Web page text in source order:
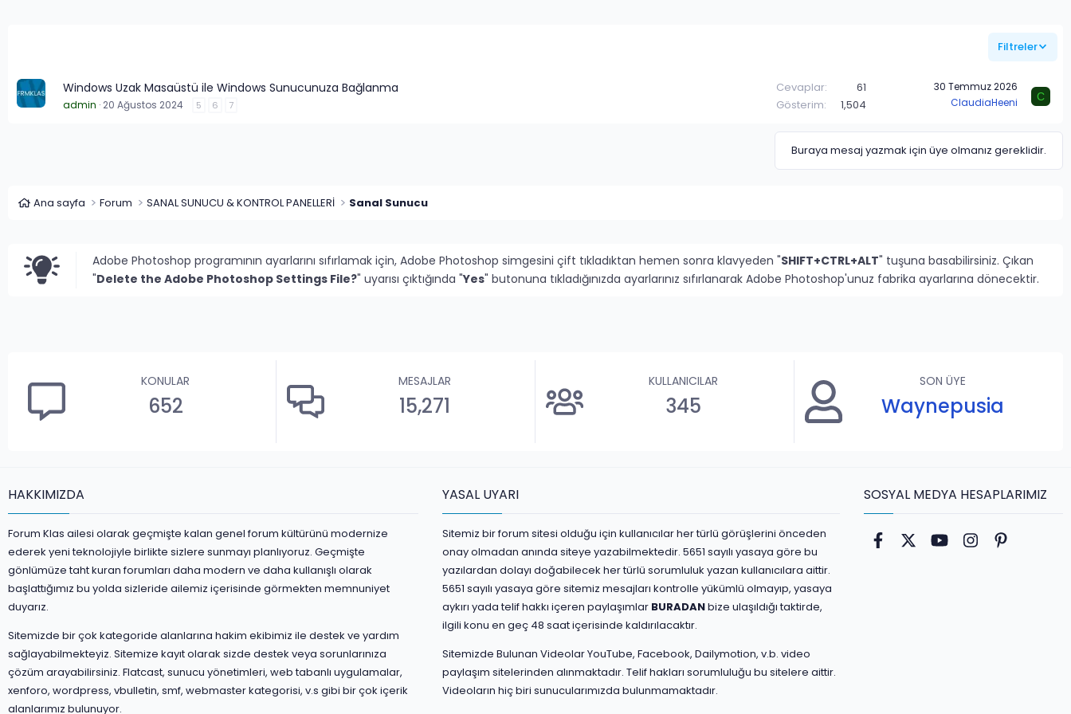
Filtreler
Windows Uzak Masaüstü ile Windows Sunucunuza Bağlanma
admin 20 Ağustos 2024 5 6 7
Cevaplar
61
Gösterim
1,504
30 Temmuz 2026
ClaudiaHeeni
C
Buraya mesaj yazmak için üye olmanız gereklidir.
Ana sayfa Forum SANAL SUNUCU & KONTROL PANELLERİ Sanal Sunucu
Adobe Photoshop programının ayarlarını sıfırlamak için, Adobe Photoshop simgesini çift tıkladıktan hemen sonra klavyeden "SHIFT+CTRL+ALT" tuşuna basabilirsiniz. Çıkan
"Delete the Adobe Photoshop Settings File?" uyarısı çıktığında "Yes" butonuna tıkladığınızda ayarlarınız sıfırlanarak Adobe Photoshop'unuz fabrika ayarlarına dönecektir.
KONULAR
652
MESAJLAR
15,271
KULLANICILAR
345
SON ÜYE
Waynepusia
HAKKIMIZDA
Forum Klas ailesi olarak geçmişte kalan genel forum kültürünü modernize
ederek yeni teknolojiyle birlikte sizlere sunmayı planlıyoruz. Geçmişte
gönlümüze taht kuran forumları daha modern ve daha kullanışlı olarak
başlattığımız bu yolda sizleride ailemiz içerisinde görmekten memnuniyet
duyarız.
Sitemizde bir çok kategoride alanlarına hakim ekibimiz ile destek ve yardım
sağlayabilmekteyiz. Sitemize kayıt olarak sizde destek veya sorunlarınıza
çözüm arayabilirsiniz. Flatcast, sunucu yönetimleri, web tabanlı uygulamalar,
xenforo, wordpress, vbulletin, smf, webmaster kategorisi, v.s gibi bir çok içerik
alanlarımız bulunuyor.
YASAL UYARI
Sitemiz bir forum sitesi olduğu için kullanıcılar her türlü görüşlerini önceden
onay olmadan anında siteye yazabilmektedir. 5651 sayılı yasaya göre bu
yazılardan dolayı doğabilecek her türlü sorumluluk yazan kullanıcılara aittir.
5651 sayılı yasaya göre sitemiz mesajları kontrolle yükümlü olmayıp, yasaya
aykırı yada telif hakkı içeren paylaşımlar BURADANbize ulaşıldığı taktirde,
ilgili konu en geç 48 saat içerisinde kaldırılacaktır.
Sitemizde Bulunan Videolar YouTube, Facebook, Dailymotion, v.b. video
paylaşım sitelerinden alınmaktadır. Telif hakları sorumluluğu bu sitelere aittir.
Videoların hiç biri sunucularımızda bulunmamaktadır.
SOSYAL MEDYA HESAPLARIMIZ
Facebook
Twitter youtubeInstagram